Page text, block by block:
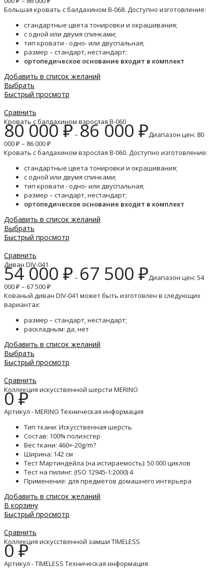
Большая кровать с балдахином B-068. Доступно изготовление:
стандартные цвета тонировки и окрашивания;
с одной или двумя спинками;
тип кровати - одно- или двуспальная;
размер – стандарт, нестандарт;
ортопедическое основание входит в комплект
Добавить в список желаний
Выбрать
Быстрый просмотр
Сравнить
Кровать с балдахином взрослая B-060
80 000₽– 86 000 ₽Диапазон цен: 80
000 ₽ – 86 000 ₽
Кровать с балдахином взрослая B-060. Доступно изготовление:
стандартные цвета тонировки и окрашивания;
с одной или двумя спинками;
тип кровати - одно- или двуспальная;
размер – стандарт, нестандарт;
ортопедическое основание входит в комплект
Добавить в список желаний
Выбрать
Быстрый просмотр
Сравнить
Диван DIV-041
54 000 ₽ – 67 500 ₽Диапазон цен: 54
000 ₽ – 67 500 ₽
Кованый диван DIV-041 может быть изготовлен в следующих
вариантах:
размер – стандарт, нестандарт;
раскладным: да, нет
Добавить в список желаний
Выбрать
Быстрый просмотр
Сравнить
Коллекция искусственной шерсти MERINO
0₽
Артикул - MERINO Техническая информация
Тип ткани: Искусственная шерсть
Состав: 100% полиэстер
Вес ткани: 460+-20g/m?
Ширина: 142 см
Тест Мартиндейла (на истираемость): 50 000 циклов
Тест на пилинг: (ISO 12945-1:2000) 4
Применение: для предметов домашнего интерьера
Добавить в список желаний
В корзину
Быстрый просмотр
Сравнить
Коллекция искусственной замши TIMELESS
0₽
Артикул - TIMELESS Техническая информация